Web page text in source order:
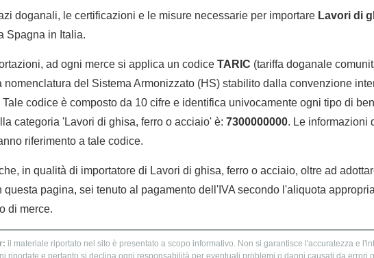
doganali, le certificazioni e le misure necessarie per importare Lavori di
Spagna in Italia.
ad ogni merce si applica un codice TARIC (tariffa doganale
nomenclatura del Sistema Armonizzato (HS) stabilito dalla convenzione
codice è composto da 10 cifre e identifica univocamente ogni tipo di
categoria 'Lavori di ghisa, ferro o acciaio' è: 7300000000. Le informazioni
riferimento a tale codice.
in qualità di importatore di Lavori di ghisa, ferro o acciaio, oltre ad
questa pagina, sei tenuto al pagamento dell'IVA secondo l'aliquota
di merce.
il materiale riportato nel sito è presentato a scopo informativo. Non si garantisce l'accuratezza e
riportate e pertanto si declina ogni responsabilità per eventuali problemi o danni causati da errori